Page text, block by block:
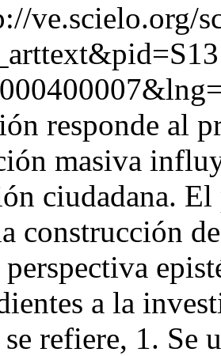
ve.scielo.org/
responde al
masiva
ciudadana. El
construcción
a la
refiere, 1. Se